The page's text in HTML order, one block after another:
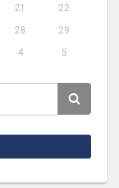
21
22
28
29
4 5